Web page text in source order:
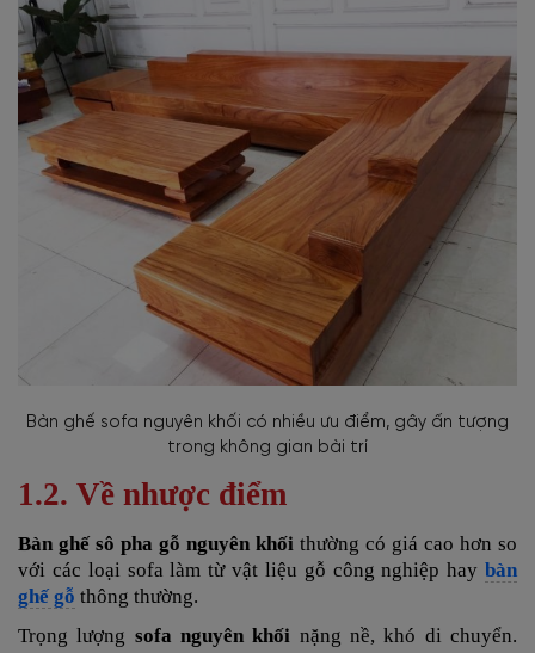
Bàn ghế sofa nguyên khối có nhiều ưu điểm, gây ấn tượng
trong không gian bài trí
1.2. Về nhược điểm
Bàn ghế sô pha gỗ nguyên khối thường có giá cao hơn so
với các loại sofa làm từ vật liệu gỗ công nghiệp hay bàn
ghế gỗ thông thường.
Trọng lượng sofa nguyên khối nặng nề, khó di chuyển.